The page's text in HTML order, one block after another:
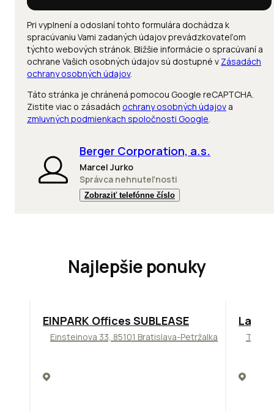
Pri vyplnení a odoslaní tohto formulára dochádza k
spracúvaniu Vami zadaných údajov prevádzkovateľom
týchto webových stránok. Bližšie informácie o spracúvaní a
ochrane Vašich osobných údajov sú dostupné v Zásadách
ochrany osobných údajov.
Táto stránka je chránená pomocou Google reCAPTCHA.
Zistite viac o zásadách ochrany osobných údajov a
zmluvných podmienkach spoločnosti Google.
Berger Corporation, a.s.
Marcel Jurko
Správca nehnuteľnosti
Zobraziť telefónne číslo
Najlepšie ponuky
TOP ODPORÚČAME
EINPARK Offices SUBLEASE
Einsteinova 33, 85101 Bratislava-Petržalka